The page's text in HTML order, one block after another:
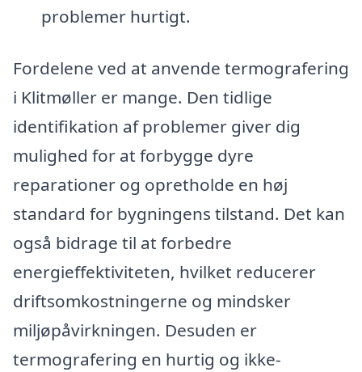
problemer hurtigt.
Fordelene ved at anvende termografering
i Klitmøller er mange. Den tidlige
identifikation af problemer giver dig
mulighed for at forbygge dyre
reparationer og opretholde en høj
standard for bygningens tilstand. Det kan
også bidrage til at forbedre
energieffektiviteten, hvilket reducerer
driftsomkostningerne og mindsker
miljøpåvirkningen. Desuden er
termografering en hurtig og ikke-